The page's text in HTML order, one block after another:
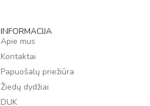
INFORMACIJA
Apie mus
Kontaktai
Papuošalų priežiūra
Žiedų dydžiai
DUK